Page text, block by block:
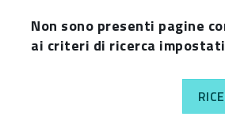
Non sono presenti pagine
ai criteri di ricerca